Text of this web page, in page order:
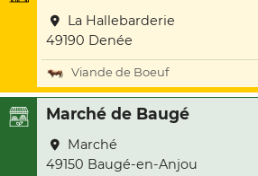
La Hallebarderie
49190 Denée
Viande de Boeuf
Marché de Baugé
Marché
49150 Baugé-en-Anjou